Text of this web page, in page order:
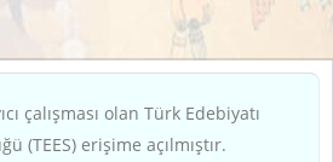
çalışması olan Türk Edebiyatı
(TEES) erişime açılmıştır.